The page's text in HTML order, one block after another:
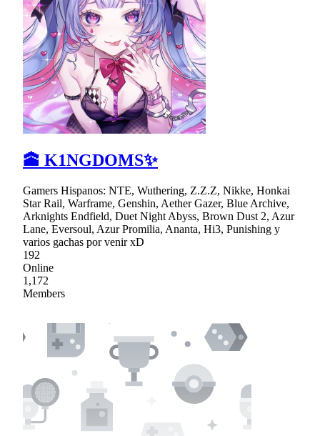
🕋 K1NGDOMS✨
Gamers Hispanos: NTE, Wuthering, Z.Z.Z, Nikke, Honkai
Star Rail, Warframe, Genshin, Aether Gazer, Blue Archive,
Arknights Endfield, Duet Night Abyss, Brown Dust 2, Azur
Lane, Eversoul, Azur Promilia, Ananta, Hi3, Punishing y
varios gachas por venir xD
192
Online
1,172
Members